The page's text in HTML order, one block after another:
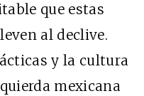
que estas
al declive.
y la cultura
mexicana